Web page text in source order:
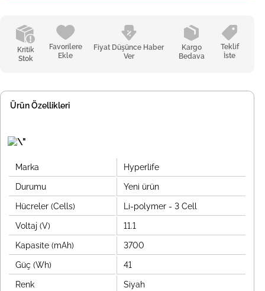
Kritik
Stok
Favorilere
Ekle
Fiyat Düşünce Haber
Ver
Kargo
Bedava
Teklif
İste
Ürün Özellikleri
Marka Hyperlife
Durumu Yeni ürün
Hücreler (Cells) Li-polymer - 3 Cell
Voltaj (V) 11.1
Kapasite (mAh) 3700
Güç (Wh) 41
Renk Siyah